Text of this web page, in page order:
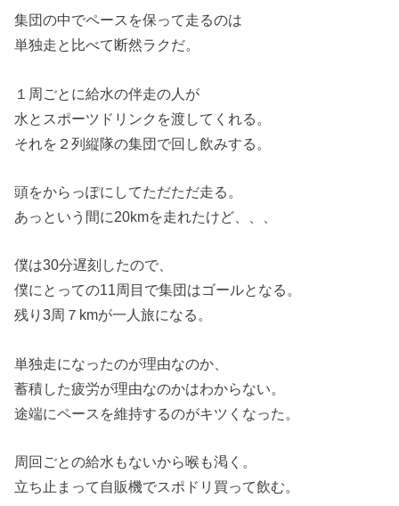
集団の中でペースを保って走るのは
単独走と比べて断然ラクだ。
１周ごとに給水の伴走の人が
水とスポーツドリンクを渡してくれる。
それを２列縦隊の集団で回し飲みする。
頭をからっぽにしてただただ走る。
あっという間に20kmを走れたけど、、、
僕は30分遅刻したので、
僕にとっての11周目で集団はゴールとなる。
残り3周７kmが一人旅になる。
単独走になったのが理由なのか、
蓄積した疲労が理由なのかはわからない。
途端にペースを維持するのがキツくなった。
周回ごとの給水もないから喉も渇く。
立ち止まって自販機でスポドリ買って飲む。